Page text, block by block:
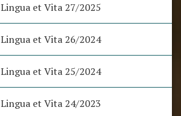
Lingua et Vita 27/2025
Lingua et Vita 26/2024
Lingua et Vita 25/2024
Lingua et Vita 24/2023